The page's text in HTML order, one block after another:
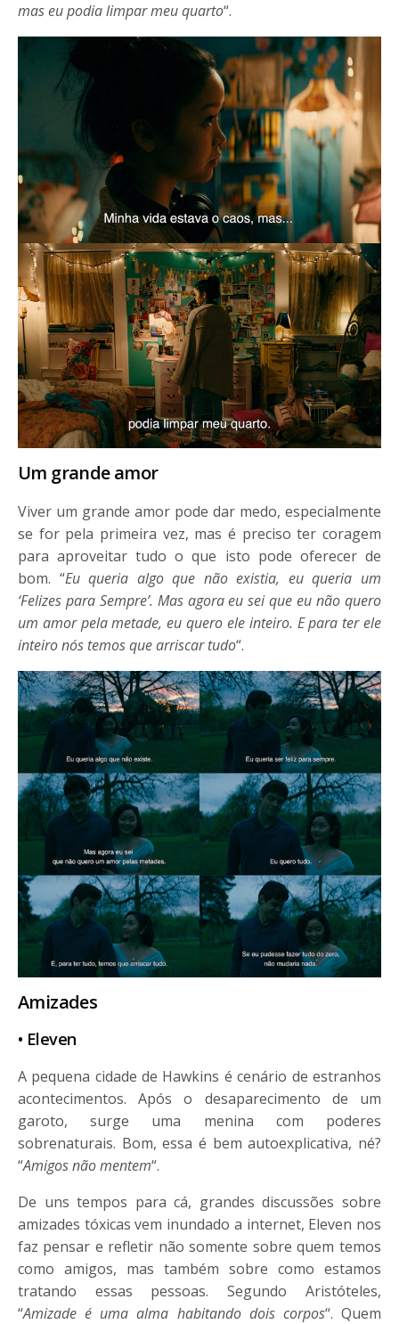
mas eu podia limpar meu quarto“.
Um grande amor
Viver um grande amor pode dar medo, especialmente
se for pela primeira vez, mas é preciso ter coragem
para aproveitar tudo o que isto pode oferecer de
bom. “Eu queria algo que não existia, eu queria um
‘Felizes para Sempre’. Mas agora eu sei que eu não quero
um amor pela metade, eu quero ele inteiro. E para ter ele
inteiro nós temos que arriscar tudo“.
Amizades
• Eleven
A pequena cidade de Hawkins é cenário de estranhos
acontecimentos. Após o desaparecimento de um
garoto, surge uma menina com poderes
sobrenaturais. Bom, essa é bem autoexplicativa, né?
“Amigos não mentem“.
De uns tempos para cá, grandes discussões sobre
amizades tóxicas vem inundado a internet, Eleven nos
faz pensar e refletir não somente sobre quem temos
como amigos, mas também sobre como estamos
tratando essas pessoas. Segundo Aristóteles,
“Amizade é uma alma habitando dois corpos“. Quem